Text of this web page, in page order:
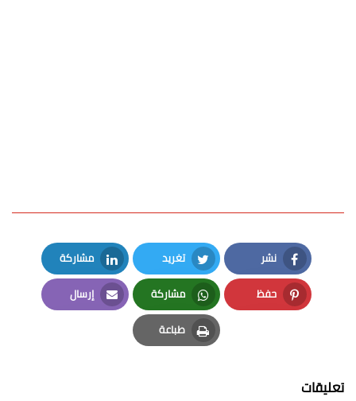
نشر
Facebook
تغريد
Twitter
مشاركة
LinkedIn
حفظ
Pinterest
مشاركة
Whatsapp
إرسال
Email
طباعة
Print
تعليقات